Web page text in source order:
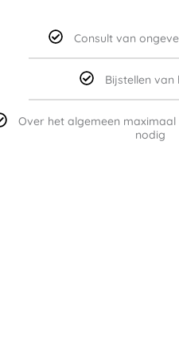
Consult van
Bijstellen van
Over het algemeen
nodig